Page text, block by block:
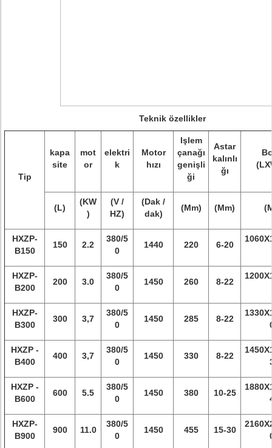
Teknik özellikler
Tip
kapa
site
mot
or
elektri
k
Motor
hızı
Işlem
çanağı
genişli
ği
Astar
kalınlı
ğı
(L)
(KW
)
(V /
HZ)
(Dak /
dak)
(Mm) (Mm)
HXZP-
B150
150 2.2
380/5
0
1440 220 6-20
HXZP-
B200
200 3.0
380/5
0
1450 260 8-22
HXZP-
B300
300 3,7
380/5
0
1450 285 8-22
HXZP -
B400
400 3,7
380/5
0
1450 330 8-22
HXZP -
B600
600 5.5
380/5
0
1450 380 10-25
HXZP-
B900
900 11.0
380/5
0
1450 455 15-30